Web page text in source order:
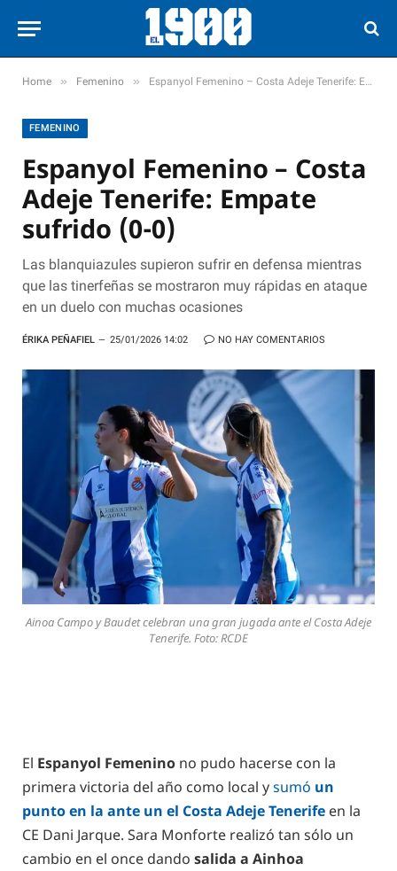
Home » Femenino » Espanyol Femenino – Costa Adeje Tenerife: Empate sufrido (0-0)
FEMENINO
Espanyol Femenino – Costa
Adeje Tenerife: Empate
sufrido (0-0)
Las blanquiazules supieron sufrir en defensa mientras
que las tinerfeñas se mostraron muy rápidas en ataque
en un duelo con muchas ocasiones
ÉRIKA PEÑAFIEL 25/01/2026 14:02 NO HAY COMENTARIOS
Ainoa Campo y Baudet celebran una gran jugada ante el Costa Adeje
Tenerife. Foto: RCDE
El Espanyol Femenino no pudo hacerse con la
primera victoria del año como local ysumó un
punto en la ante un el Costa Adeje Tenerife en la
CE Dani Jarque. Sara Monforte realizó tan sólo un
cambio en el once dando salida a Ainhoa